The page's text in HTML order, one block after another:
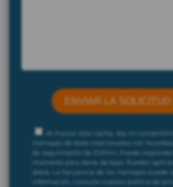
Al marcar esta casilla, doy mi
mensajes de texto relacionados con
de seguimiento de ZDFirm. Puede responder
momento para darse de baja. Pueden
datos. La frecuencia de los mensajes puede
información, consulte nuestra política de